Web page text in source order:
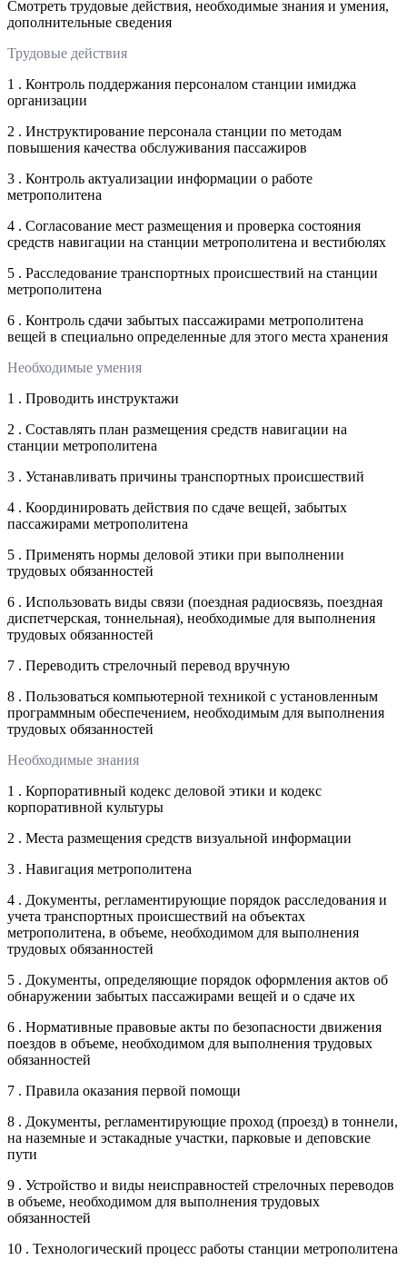
Смотреть трудовые действия, необходимые знания и умения,
дополнительные сведения
Трудовые действия
1 . Контроль поддержания персоналом станции имиджа
организации
2 . Инструктирование персонала станции по методам
повышения качества обслуживания пассажиров
3 . Контроль актуализации информации о работе
метрополитена
4 . Согласование мест размещения и проверка состояния
средств навигации на станции метрополитена и вестибюлях
5 . Расследование транспортных происшествий на станции
метрополитена
6 . Контроль сдачи забытых пассажирами метрополитена
вещей в специально определенные для этого места хранения
Необходимые умения
1 . Проводить инструктажи
2 . Составлять план размещения средств навигации на
станции метрополитена
3 . Устанавливать причины транспортных происшествий
4 . Координировать действия по сдаче вещей, забытых
пассажирами метрополитена
5 . Применять нормы деловой этики при выполнении
трудовых обязанностей
6 . Использовать виды связи (поездная радиосвязь, поездная
диспетчерская, тоннельная), необходимые для выполнения
трудовых обязанностей
7 . Переводить стрелочный перевод вручную
8 . Пользоваться компьютерной техникой с установленным
программным обеспечением, необходимым для выполнения
трудовых обязанностей
Необходимые знания
1 . Корпоративный кодекс деловой этики и кодекс
корпоративной культуры
2 . Места размещения средств визуальной информации
3 . Навигация метрополитена
4 . Документы, регламентирующие порядок расследования и
учета транспортных происшествий на объектах
метрополитена, в объеме, необходимом для выполнения
трудовых обязанностей
5 . Документы, определяющие порядок оформления актов об
обнаружении забытых пассажирами вещей и о сдаче их
6 . Нормативные правовые акты по безопасности движения
поездов в объеме, необходимом для выполнения трудовых
обязанностей
7 . Правила оказания первой помощи
8 . Документы, регламентирующие проход (проезд) в тоннели,
на наземные и эстакадные участки, парковые и деповские
пути
9 . Устройство и виды неисправностей стрелочных переводов
в объеме, необходимом для выполнения трудовых
обязанностей
10 . Технологический процесс работы станции метрополитена